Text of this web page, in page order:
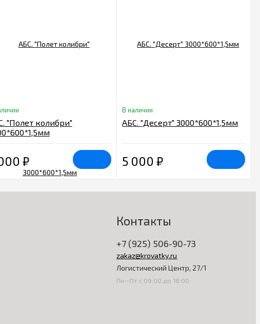
"Полет колибри"
₽
В наличии
АБС. "Десерт" 3000*600*1,5мм
5 000₽
Контакты
+7 (925) 506-90-73
zakaz@krovatky.ru
Логистический Центр, 27/1
Пн—Пт с 09:00 до 18:00